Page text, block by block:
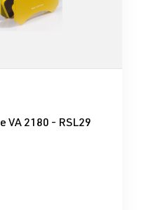
0 von 5 Sternen
VA 2180 - RSL29